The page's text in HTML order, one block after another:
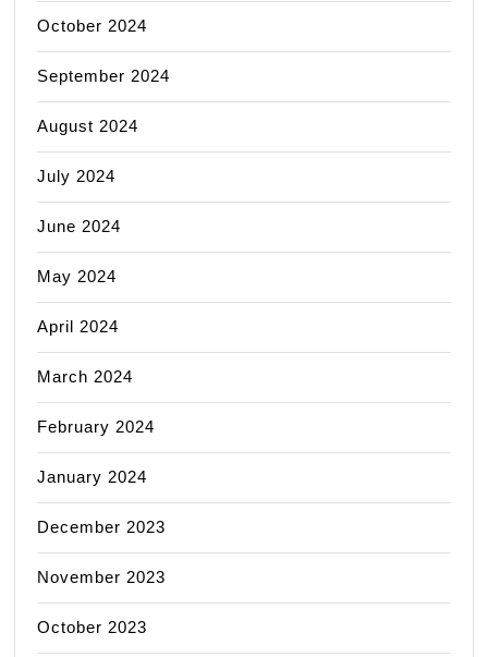
October 2024
September 2024
August 2024
July 2024
June 2024
May 2024
April 2024
March 2024
February 2024
January 2024
December 2023
November 2023
October 2023